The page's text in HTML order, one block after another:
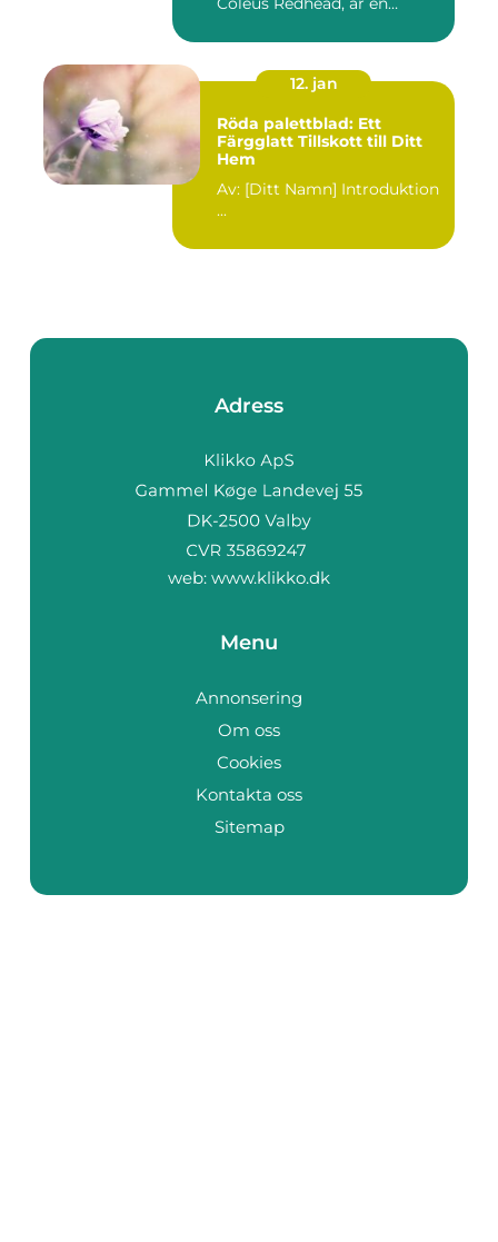
12. jan
Röda palettblad: Ett
Färgglatt Tillskott till Ditt
Hem
Av: [Ditt Namn] Introduktion
...
Adress
web: www.klikko.dk
Menu
Annonsering
Om oss
Cookies
Kontakta oss
Sitemap